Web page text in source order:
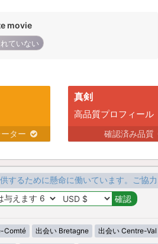
movie
ていない
ター
真剣
高品質プロフィール
確認済み品質
するために懸命に働いています。ご協
Comté 出会い Bretagne 出会い Centre-